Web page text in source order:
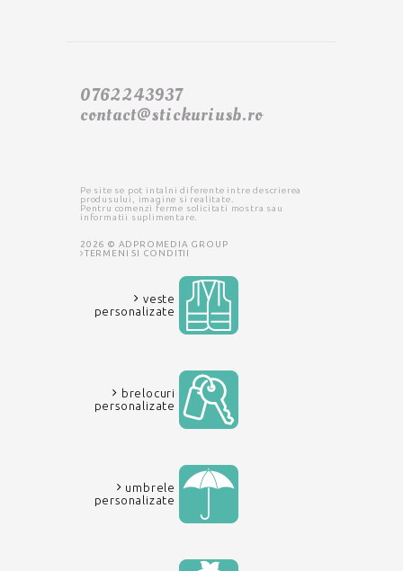
0762243937
contact@stickuriusb.ro
Pe site se pot intalni diferente intre descrierea
produsului, imagine si realitate.
Pentru comenzi ferme solicitati mostra sau
informatii suplimentare.
2026 © ADPROMEDIA GROUP
TERMENI SI CONDITII
veste
personalizate
brelocuri
personalizate
umbrele
personalizate